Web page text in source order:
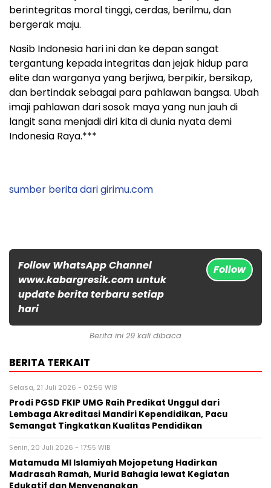
berintegritas moral tinggi, cerdas, berilmu, dan
bergerak maju.
Nasib Indonesia hari ini dan ke depan sangat
tergantung kepada integritas dan jejak hidup para
elite dan warganya yang berjiwa, berpikir, bersikap,
dan bertindak sebagai para pahlawan bangsa. Ubah
imaji pahlawan dari sosok maya yang nun jauh di
langit sana menjadi diri kita di dunia nyata demi
Indonesia Raya.***
sumber berita dari girimu.com
Follow WhatsApp Channel
www.kabargresik.com untuk
update berita terbaru setiap
hari
Follow
Berita ini 29 kali dibaca
BERITA TERKAIT
Selasa, 21 Juli 2026 - 02:56 WIB
Prodi PGSD FKIP UMG Raih Predikat Unggul dari
Lembaga Akreditasi Mandiri Kependidikan, Pacu
Semangat Tingkatkan Kualitas Pendidikan
Senin, 20 Juli 2026 - 17:55 WIB
Matamuda MI Islamiyah Mojopetung Hadirkan
Madrasah Ramah, Murid Bahagia lewat Kegiatan